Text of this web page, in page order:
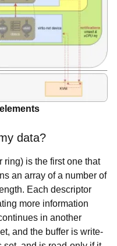
data?
ring) is the first one that
an array of a number of
Each descriptor
more information
in another
and the buffer is write-